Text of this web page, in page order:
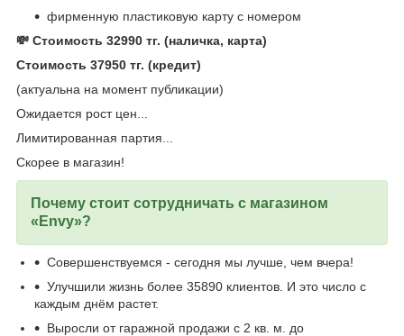
фирменную пластиковую карту с номером
💸 Стоимость 32990 тг. (наличка, карта)
Стоимость 37950 тг. (кредит)
(актуальна на момент публикации)
Ожидается рост цен...
Лимитированная партия...
Скорее в магазин!
Почему стоит сотрудничать с магазином
«Envy»?
Совершенствуемся - сегодня мы лучше, чем вчера!
Улучшили жизнь более 35890 клиентов. И это число с
каждым днём растет.
Выросли от гаражной продажи с 2 кв. м. до